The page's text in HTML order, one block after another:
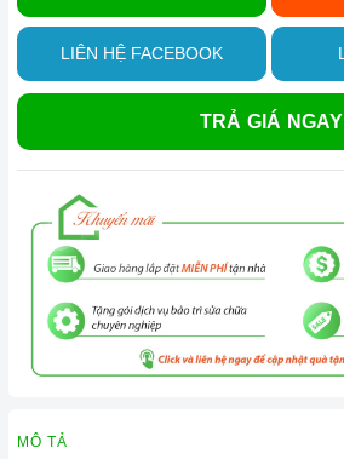
LIÊN HỆ FACEBOOK
TRẢ GIÁ NGAY
MÔ TẢ